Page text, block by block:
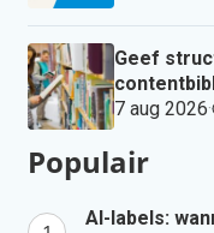
Geef
7 aug 2026·
Populair
AI-labels: